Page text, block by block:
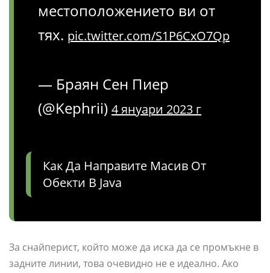
местоположението ви от
тях. pic.twitter.com/S1P6CxO7Qp
— Браян Сен Пиер
(@Kephrii) 4 януари 2023 г
Как Да Направите Масив От
Обекти В Java
За снайперист, който може да иска да се промъкне в
задните линии, това очевидно не е идеално. Ако